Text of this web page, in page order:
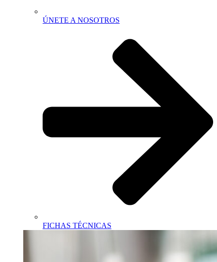
ÚNETE A NOSOTROS
FICHAS TÉCNICAS